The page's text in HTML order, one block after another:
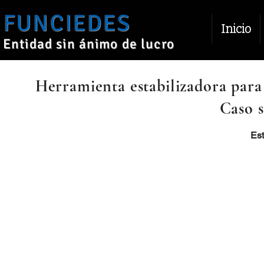
FUNCIEDES
Entidad sin ánimo de lucro
Inicio
Herramienta estabilizadora
Caso